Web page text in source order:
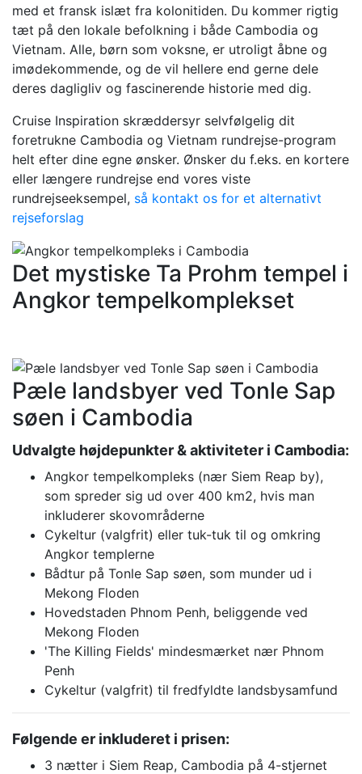
med et fransk islæt fra kolonitiden. Du kommer rigtig
tæt på den lokale befolkning i både Cambodia og
Vietnam. Alle, børn som voksne, er utroligt åbne og
imødekommende, og de vil hellere end gerne dele
deres dagligliv og fascinerende historie med dig.
Cruise Inspiration skræddersyr selvfølgelig dit
foretrukne Cambodia og Vietnam rundrejse-program
helt efter dine egne ønsker. Ønsker du f.eks. en kortere
eller længere rundrejse end vores viste
rundrejseeksempel, så kontakt os for et alternativt
rejseforslag
Det mystiske Ta Prohm tempel i
Angkor tempelkomplekset
Pæle landsbyer ved Tonle Sap
søen i Cambodia
Udvalgte højdepunkter & aktiviteter i Cambodia:
Angkor tempelkompleks (nær Siem Reap by),
som spreder sig ud over 400 km2, hvis man
inkluderer skovområderne
Cykeltur (valgfrit) eller tuk-tuk til og omkring
Angkor templerne
Bådtur på Tonle Sap søen, som munder ud i
Mekong Floden
Hovedstaden Phnom Penh, beliggende ved
Mekong Floden
'The Killing Fields' mindesmærket nær Phnom
Penh
Cykeltur (valgfrit) til fredfyldte landsbysamfund
Følgende er inkluderet i prisen:
3 nætter i Siem Reap, Cambodia på 4-stjernet